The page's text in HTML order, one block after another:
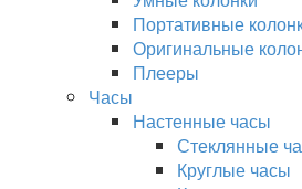
Портативные
Оригинальные
Плееры
Часы
Настенные часы
Стеклянные
Круглые часы